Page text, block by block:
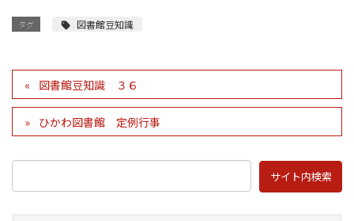
タグ 図書館豆知識
図書館豆知識 ３６
ひかわ図書館 定例行事